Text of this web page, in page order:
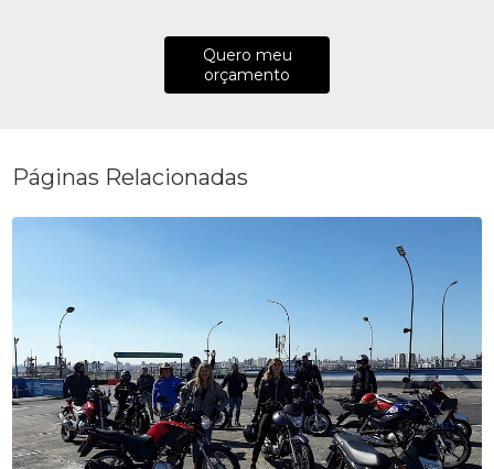
Quero meu
orçamento
Páginas Relacionadas